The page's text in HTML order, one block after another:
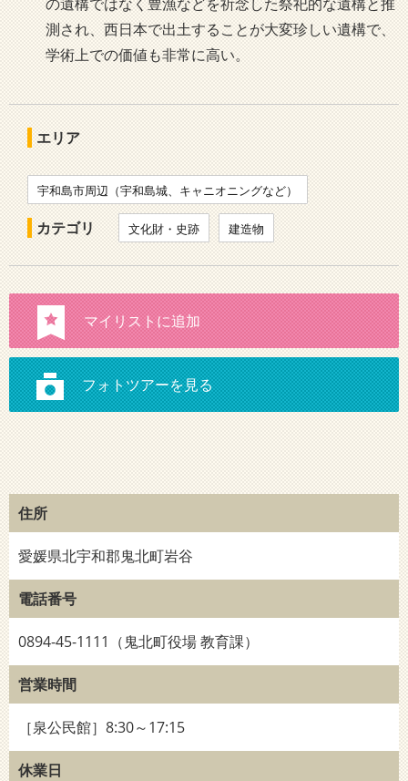
測され、西日本で出土することが大変珍しい遺構で、
学術上での価値も非常に高い。
エリア
宇和島市周辺（宇和島城、キャニオニングなど）
カテゴリ 文化財・史跡 建造物
住所
愛媛県北宇和郡鬼北町岩谷
電話番号
0894-45-1111（鬼北町役場 教育課）
営業時間
［泉公民館］8:30～17:15
休業日